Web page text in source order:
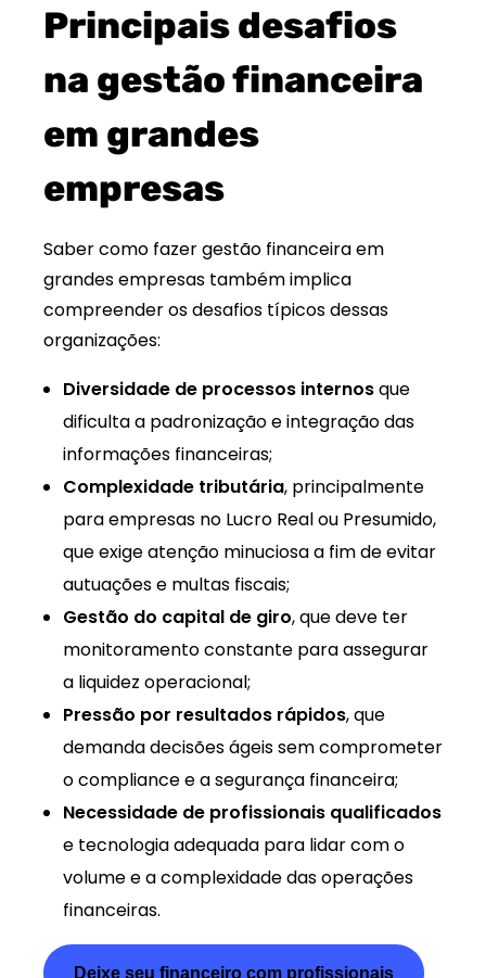
Principais desafios
na gestão financeira
em grandes
empresas
Saber como fazer gestão financeira em
grandes empresas também implica
compreender os desafios típicos dessas
organizações:
Diversidade de processos internosque
dificulta a padronização e integração das
informações financeiras;
Complexidade tributária, principalmente
para empresas no Lucro Real ou Presumido,
que exige atenção minuciosa a fim de evitar
autuações e multas fiscais;
Gestão do capital de giro, que deve ter
monitoramento constante para assegurar
a liquidez operacional;
Pressão por resultados rápidos, que
demanda decisões ágeis sem comprometer
o compliance e a segurança financeira;
Necessidade de profissionais qualificados
e tecnologia adequada para lidar com o
volume e a complexidade das operações
financeiras.
Deixe seu financeiro com profissionais